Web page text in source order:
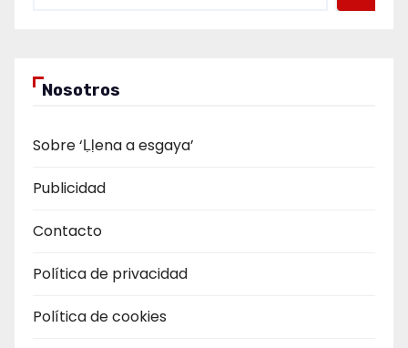
Nosotros
Sobre ‘Ḷḷena a esgaya’
Publicidad
Contacto
Política de privacidad
Política de cookies